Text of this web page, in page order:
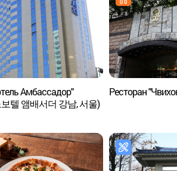
Амбассадор"
텔 앰배서더 강남, 서울)
Ресторан